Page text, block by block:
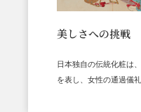
美しさへの挑戦
日本独自の伝統化粧は
を表し、女性の通過儀